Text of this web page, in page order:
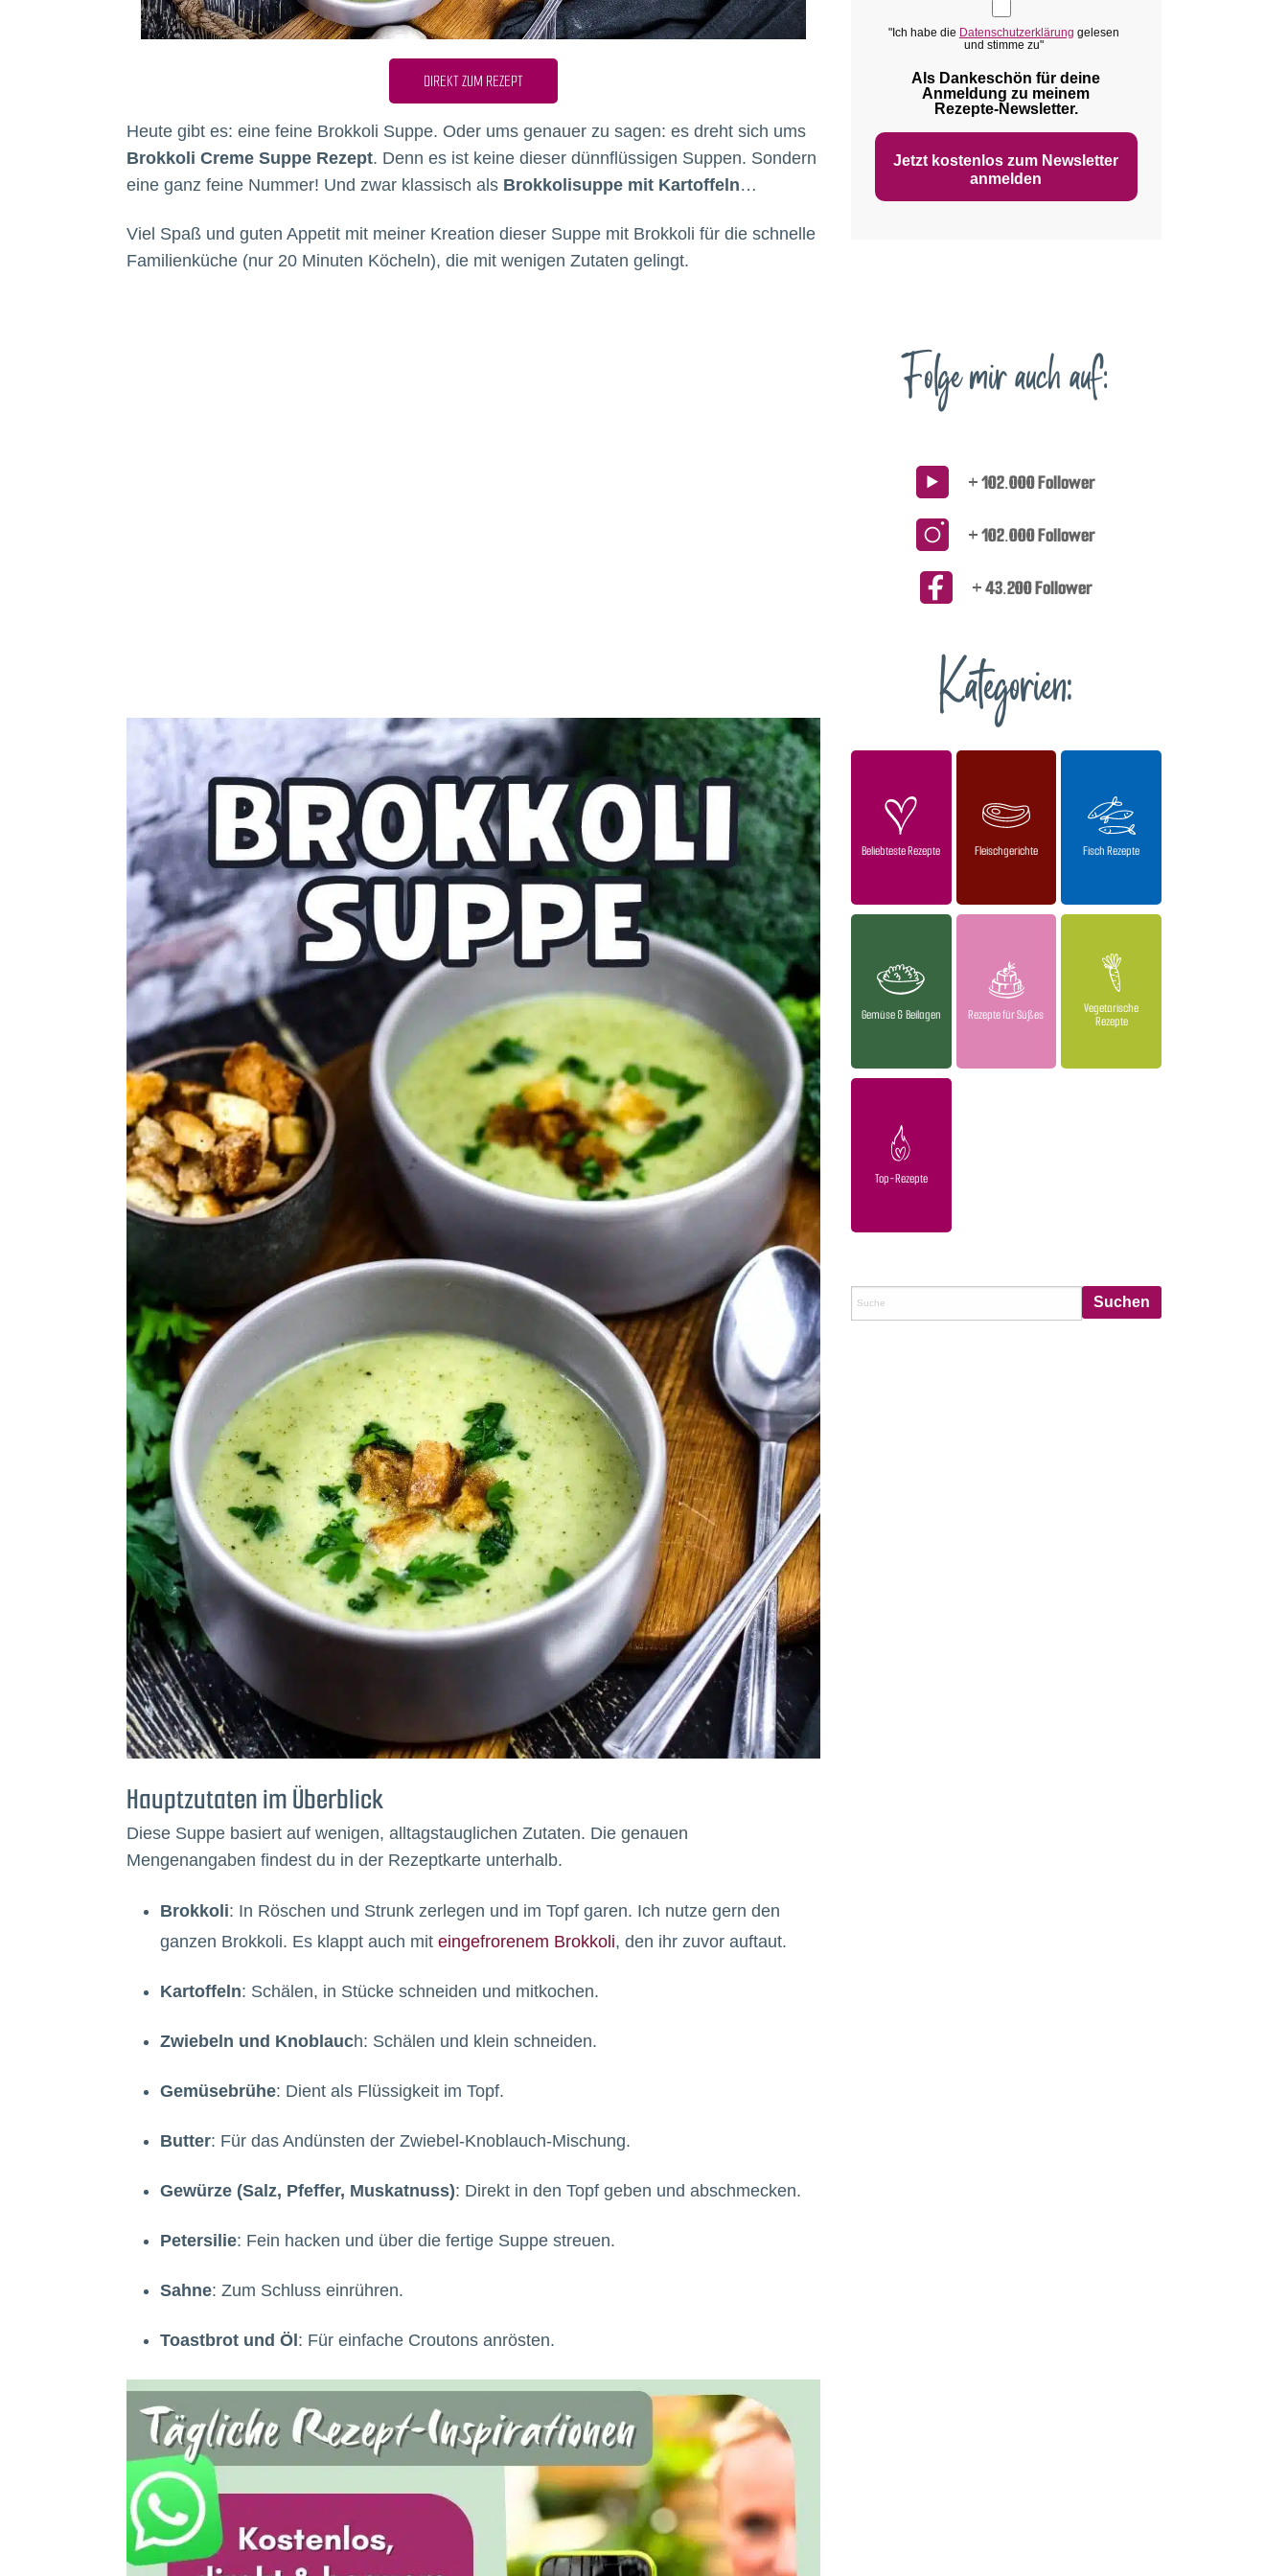
DIREKT ZUM REZEPT
Heute gibt es: eine feine Brokkoli Suppe. Oder ums genauer zu sagen: es dreht sich ums
Brokkoli Creme Suppe Rezept. Denn es ist keine dieser dünnflüssigen Suppen. Sondern
eine ganz feine Nummer! Und zwar klassisch als Brokkolisuppe mit Kartoffeln…
Viel Spaß und guten Appetit mit meiner Kreation dieser Suppe mit Brokkoli für die schnelle
Familienküche (nur 20 Minuten Köcheln), die mit wenigen Zutaten gelingt.
Hauptzutaten im Überblick
Diese Suppe basiert auf wenigen, alltagstauglichen Zutaten. Die genauen
Mengenangaben findest du in der Rezeptkarte unterhalb.
Brokkoli: In Röschen und Strunk zerlegen und im Topf garen. Ich nutze gern den
ganzen Brokkoli. Es klappt auch mit eingefrorenem Brokkoli, den ihr zuvor auftaut.
Kartoffeln: Schälen, in Stücke schneiden und mitkochen.
Zwiebeln und Knoblauch: Schälen und klein schneiden.
Gemüsebrühe: Dient als Flüssigkeit im Topf.
Butter: Für das Andünsten der Zwiebel-Knoblauch-Mischung.
Gewürze (Salz, Pfeffer, Muskatnuss): Direkt in den Topf geben und abschmecken.
Petersilie: Fein hacken und über die fertige Suppe streuen.
Sahne: Zum Schluss einrühren.
Toastbrot und Öl: Für einfache Croutons anrösten.
"Ich habe die Datenschutzerklärung gelesen
und stimme zu"
Als Dankeschön für deine
Anmeldung zu meinem
Rezepte‑Newsletter.
Jetzt kostenlos zum Newsletter
anmelden
Folge mir auch auf:
+ 102.000 Follower
+ 102.000 Follower
+ 43.200 Follower
Kategorien:
Beliebteste Rezepte Fleischgerichte Fisch Rezepte
Gemüse & Beilagen Rezepte für Süßes
Vegetarische
Rezepte
Top-Rezepte